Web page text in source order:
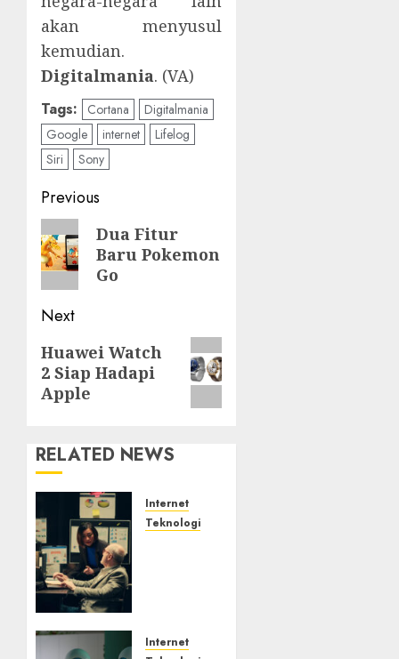
akan menyusul
kemudian.
Digitalmania. (VA)
Tags: Cortana
Digitalmania
Google
internet
Lifelog
Siri
Sony
Post
navigation
Previous
Previous
post:
Dua Fitur
Baru Pokemon
Go
Next
Next
post:
Huawei Watch
2 Siap Hadapi
Apple
RELATED NEWS
Internet
Teknologi
Senyap
Internet